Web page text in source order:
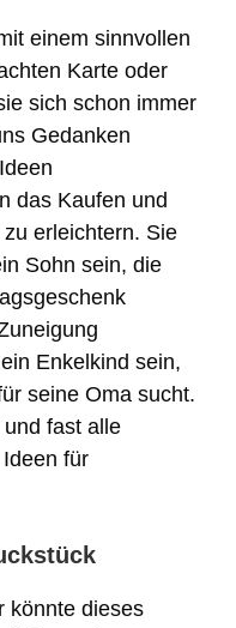
einem sinnvollen
Karte oder
sich schon immer
Gedanken
das Kaufen und
erleichtern. Sie
Sohn sein, die
Enkelkind sein,
seine Oma sucht.
fast alle
für
könnte dieses